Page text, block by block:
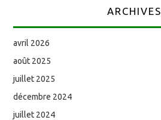
ARCHIVES
avril 2026
août 2025
juillet 2025
décembre 2024
juillet 2024